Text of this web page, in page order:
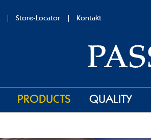
Store-Locator Kontakt
PRODUCTS QUALITY